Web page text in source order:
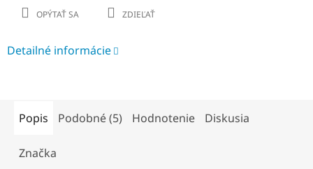
Detailné informácie
OPÝTAŤ SA ZDIEĽAŤ
Popis Podobné (5) Hodnotenie Diskusia
Značka